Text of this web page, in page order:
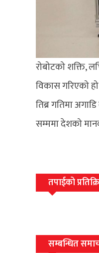
रोबोटको शक्ति,
विकास गरिएको
तिब्र गतिमा
सम्ममा देशको
तपाईको
सम्बन्धित